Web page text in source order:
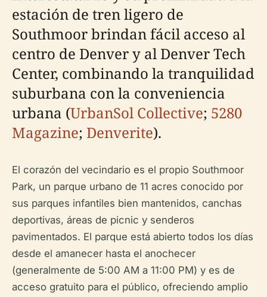
estación de tren ligero de
Southmoor brindan fácil acceso al
centro de Denver y al Denver Tech
Center, combinando la tranquilidad
suburbana con la conveniencia
urbana (UrbanSol Collective; 5280
Magazine; Denverite).
El corazón del vecindario es el propio Southmoor
Park, un parque urbano de 11 acres conocido por
sus parques infantiles bien mantenidos, canchas
deportivas, áreas de picnic y senderos
pavimentados. El parque está abierto todos los días
desde el amanecer hasta el anochecer
(generalmente de 5:00 AM a 11:00 PM) y es de
acceso gratuito para el público, ofreciendo amplio